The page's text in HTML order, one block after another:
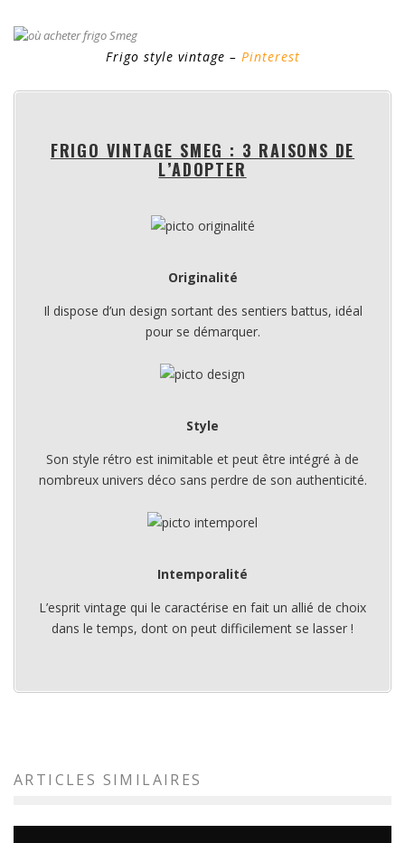
Frigo style vintage – Pinterest
FRIGO VINTAGE SMEG : 3 RAISONS DE
L’ADOPTER
Originalité
Il dispose d’un design sortant des sentiers battus, idéal
pour se démarquer.
Style
Son style rétro est inimitable et peut être intégré à de
nombreux univers déco sans perdre de son authenticité.
Intemporalité
L’esprit vintage qui le caractérise en fait un allié de choix
dans le temps, dont on peut difficilement se lasser !
ARTICLES SIMILAIRES